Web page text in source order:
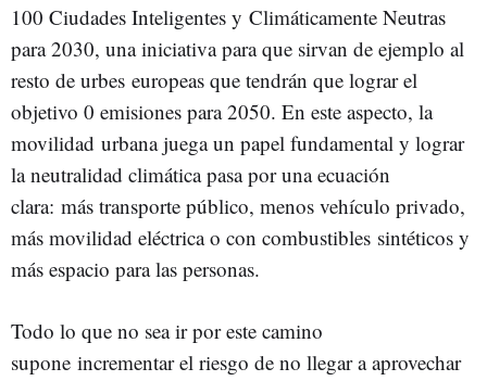
100 Ciudades Inteligentes y Climáticamente Neutras
para 2030, una iniciativa para que sirvan de ejemplo al
resto de urbes europeas que tendrán que lograr el
objetivo 0 emisiones para 2050. En este aspecto, la
movilidad urbana juega un papel fundamental y lograr
la neutralidad climática pasa por una ecuación
clara: más transporte público, menos vehículo privado,
más movilidad eléctrica o con combustibles sintéticos y
más espacio para las personas.
Todo lo que no sea ir por este camino
supone incrementar el riesgo de no llegar a aprovechar